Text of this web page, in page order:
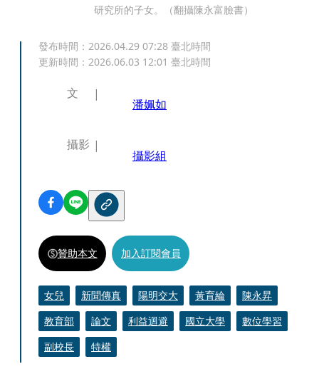
研究所的子女。（翻攝陳永富臉書）
發布時間： 2026.04.29 07:28 臺北時間
更新時間： 2026.06.03 12:01 臺北時間
文
潘姵如
攝影
攝影組
贊助本文 加入訂閱會員
女兒 新聞傳真 陽明交大 黃育綸
陳永昇
教育部
論文 利益迴避 國立大學
數位學習
副校長
特權